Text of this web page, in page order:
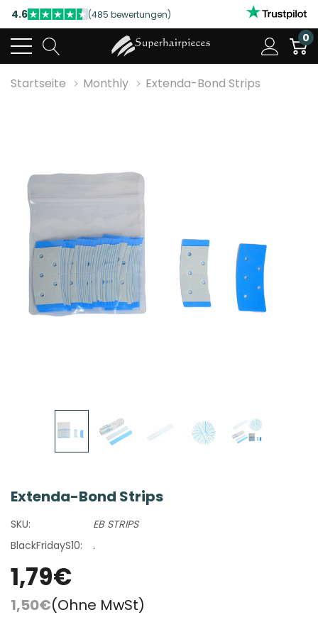
4.6 (485 bewertungen)
NUTZEN SIE UNSERE WILLKOMMENSRABATTE
4.6
(485 bewertungen)
0
Startseite Monthly Extenda-Bond Strips
Extenda-Bond Strips
SKU:
EB STRIPS
BlackFridayS10:
.
1,79€
1,50€(Ohne MwSt)